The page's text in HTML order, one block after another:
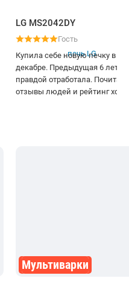
LG MS2042DY
Гость
Купила себе новую печку в
декабре. Предыдущая 6 лет
правдой отработала. Почитала
отзывы людей и рейтинг
Мультиварки